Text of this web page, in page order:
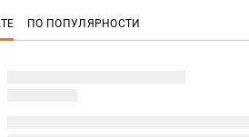
ПО ПОПУЛЯРНОСТИ